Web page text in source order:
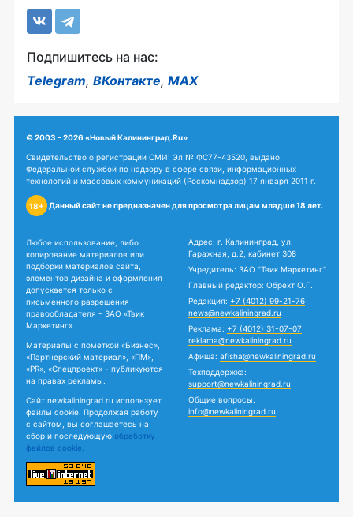
Подпишитесь на нас:
Telegram, ВКонтакте, MAX
© 2003 - 2026 «Новый Калининград.Ru»
Свидетельство о регистрации СМИ: Эл № ФС77-43520, выдано
Федеральной службой по надзору в сфере связи, информационных
технологий и массовых коммуникаций (Роскомнадзор) 17 января 2011 г.
18+ Данный сайт не предназначен для просмотра лицам младше 18 лет.
Любое использование, либо
копирование материалов или
подборки материалов сайта,
элементов дизайна и оформления
допускается только с
письменного разрешения
правообладателя - ЗАО «Твик
Маркетинг».
Материалы с пометкой «Бизнес»,
«Партнерский материал», «ПМ»,
«PR», «Спецпроект» - публикуются
на правах рекламы.
Сайт newkaliningrad.ru использует
файлы cookie. Продолжая работу
с сайтом, вы соглашаетесь на
сбор и последующую обработку
файлов cookie.
Адрес: г. Калининград, ул.
Гаражная, д.2, кабинет 308
Учредитель: ЗАО "Твик Маркетинг"
Главный редактор: Обрехт О.Г.
Редакция: +7 (4012) 99-21-76
news@newkaliningrad.ru
Реклама: +7 (4012) 31-07-07
reklama@newkaliningrad.ru
Афиша: afisha@newkaliningrad.ru
Техподдержка:
support@newkaliningrad.ru
Общие вопросы:
info@newkaliningrad.ru